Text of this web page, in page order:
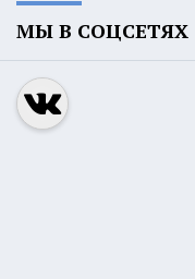
МЫ В СОЦСЕТЯХ